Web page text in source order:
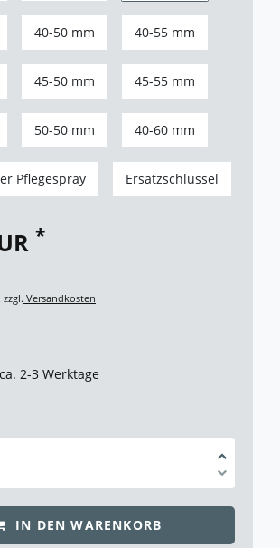
40-50 mm 40-55 mm
45-50 mm 45-55 mm
50-50 mm 40-60 mm
Pflegespray Ersatzschlüssel
*
Versandkosten
2-3 Werktage
IN DEN WARENKORB